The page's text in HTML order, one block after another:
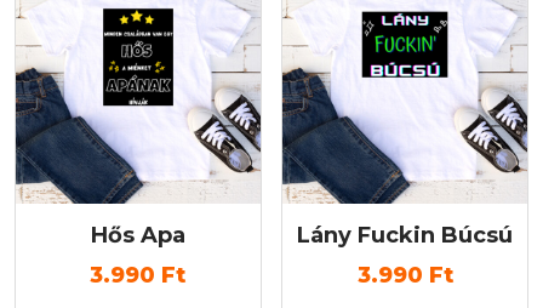
Hős Apa
3.990 Ft
Lány Fuckin Búcsú
3.990 Ft